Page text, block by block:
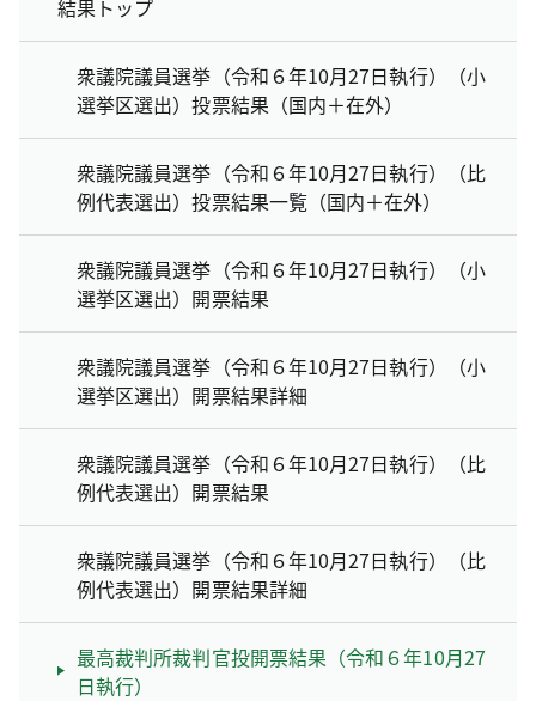
結果トップ
衆議院議員選挙（令和６年10月27日執行）（小
選挙区選出）投票結果（国内＋在外）
衆議院議員選挙（令和６年10月27日執行）（比
例代表選出）投票結果一覧（国内＋在外）
衆議院議員選挙（令和６年10月27日執行）（小
選挙区選出）開票結果
衆議院議員選挙（令和６年10月27日執行）（小
選挙区選出）開票結果詳細
衆議院議員選挙（令和６年10月27日執行）（比
例代表選出）開票結果
衆議院議員選挙（令和６年10月27日執行）（比
例代表選出）開票結果詳細
最高裁判所裁判官投開票結果（令和６年10月27
日執行）